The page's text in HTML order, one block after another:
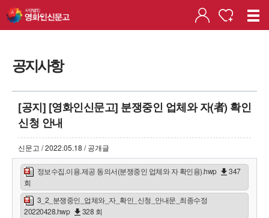
공지사항
[공지] [영화인신문고] 분쟁중인 업체와 자(者) 확인
신청 안내
신문고 / 2022.05.18 / 공개글
정보수집.이용.제공 동의서(분쟁중인 업체와 자 확인용).hwp
347
회
3_2_분쟁중인_업체와_자_확인_신청_안내문_최종수정
20220428.hwp
328 회